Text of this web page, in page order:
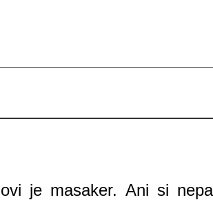
je masaker. Ani si